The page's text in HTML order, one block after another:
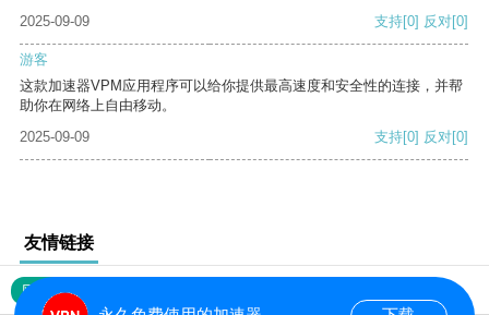
2025-09-09
支持[0] 反对[0]
游客
这款加速器VPM应用程序可以给你提供最高速度和安全性的连接，并帮
助你在网络上自由移动。
2025-09-09
支持[0] 反对[0]
友情链接
网站地图